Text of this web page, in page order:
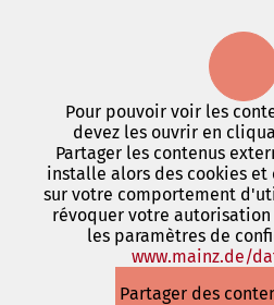
Pour pouvoir voir les
devez les ouvrir en
Partager les contenus
installe alors des cookies
sur votre comportement
révoquer votre
les paramètres de
www.mainz.de/
Partager des